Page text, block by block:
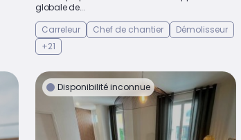
globale de...
Carreleur
Chef de chantier
Démolisseur
+21
Disponibilité inconnue